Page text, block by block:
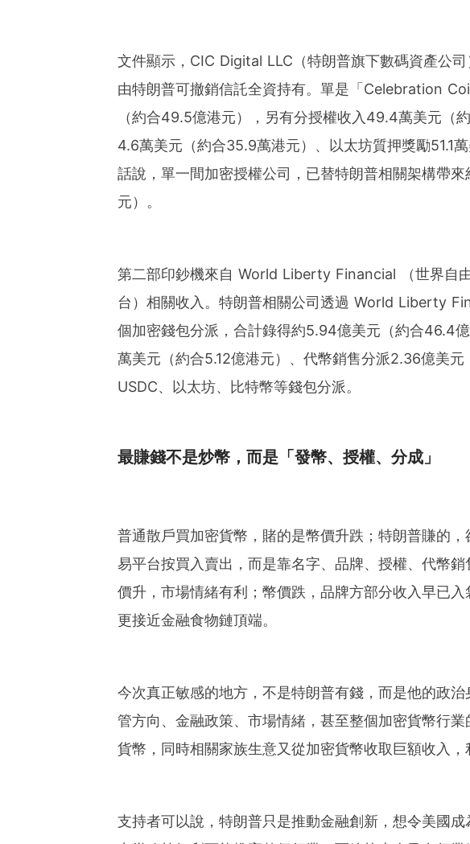
文件顯示，CIC Digital LLC（特朗普旗下數碼資產公
由特朗普可撤銷信託全資持有。單是「Celebration
（約合49.5億港元），另有分授權收入49.4萬美元（
4.6萬美元（約合35.9萬港元）、以太坊質押獎勵51.1
話說，單一間加密授權公司，已替特朗普相關架構帶
元）。
第二部印鈔機來自 World Liberty Financial （世界自
台）相關收入。特朗普相關公司透過 World Liberty
個加密錢包分派，合計錄得約5.94億美元（約合46.4
萬美元（約合5.12億港元）、代幣銷售分派2.36億美元
USDC、以太坊、比特幣等錢包分派。
最賺錢不是炒幣，而是「發幣、授權、分成」
普通散戶買加密貨幣，賭的是幣價升跌；特朗普賺的
易平台按買入賣出，而是靠名字、品牌、授權、代幣
價升，市場情緒有利；幣價跌，品牌方部分收入早已
更接近金融食物鏈頂端。
今次真正敏感的地方，不是特朗普有錢，而是他的政
管方向、金融政策、市場情緒，甚至整個加密貨幣行
貨幣，同時相關家族生意又從加密貨幣收取巨額收入，
支持者可以說，特朗普只是推動金融創新，想令美國